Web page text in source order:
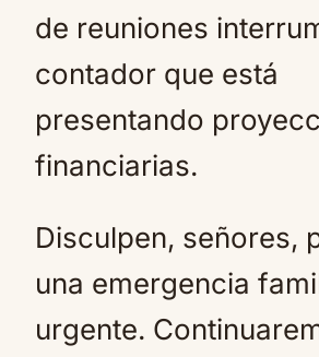
de reuniones
contador que está
presentando
financiarias.
Disculpen, señores,
una emergencia
urgente.